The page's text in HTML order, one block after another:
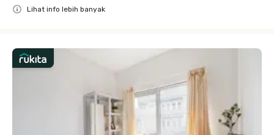
Lihat info lebih banyak